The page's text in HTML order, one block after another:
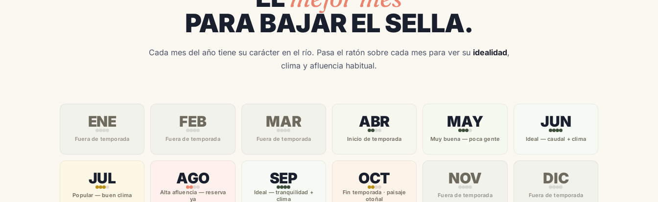
PARA BAJAR EL SELLA.
Cada mes del año tiene su carácter en el río. Pasa el ratón sobre cada mes para ver su idealidad,
clima y afluencia habitual.
ENE
Fuera de temporada
FEB
Fuera de temporada
MAR
Fuera de temporada
ABR
Inicio de temporada
MAY
Muy buena — poca gente
JUN
Ideal — caudal + clima
JUL
Popular — buen clima
AGO
Alta afluencia — reserva
ya
SEP
Ideal — tranquilidad +
clima
OCT
Fin temporada · paisaje
otoñal
NOV
Fuera de temporada
DIC
Fuera de temporada